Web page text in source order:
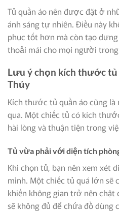
Tủ quần áo nên được đặt ở
ánh sáng tự nhiên. Điều này
phục tốt hơn mà còn tạo
thoải mái cho mọi người
Lưu ý chọn kích thước
Thủy
Kích thước tủ quần áo cũng
qua. Một chiếc tủ có kích
hài lòng và thuận tiện trong
Tủ vừa phải với diện tích
Khi chọn tủ, bạn nên xem xét
mình. Một chiếc tủ quá lớn sẽ
khiến không gian trở nên
sẽ không đủ để chứa đồ dùng